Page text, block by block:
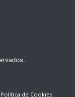
Política de Cookies